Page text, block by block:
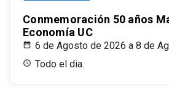
Conmemoración 50 años
Economía UC
6 de Agosto de 2026 a 8 de
Todo el dia.